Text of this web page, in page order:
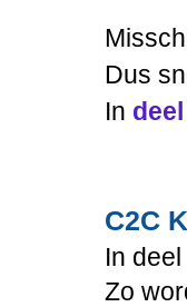
Dus
In
C2C
In
Zo